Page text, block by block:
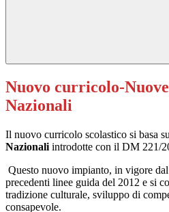
Nuovo curricolo-
Nazionali
Il nuovo curricolo scolastico si basa
Nazionali introdotte con il DM 221/
Questo nuovo impianto, in vigore
precedenti linee guida del 2012 e si
tradizione culturale, sviluppo di
consapevole.